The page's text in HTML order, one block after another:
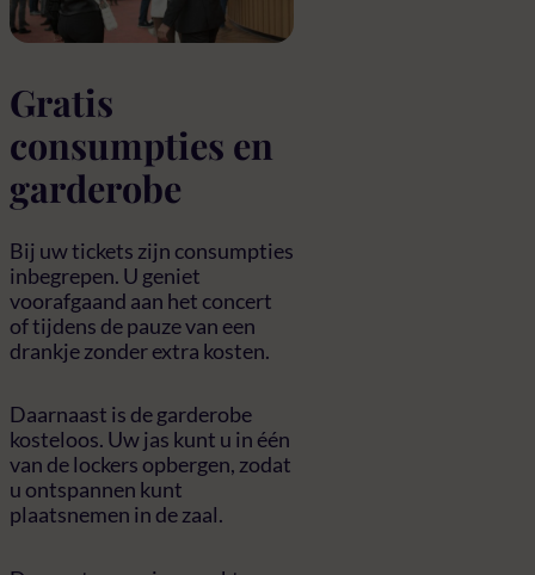
Gratis
consumpties en
garderobe
Bij uw tickets zijn consumpties
inbegrepen. U geniet
voorafgaand aan het concert
of tijdens de pauze van een
drankje zonder extra kosten.
Daarnaast is de garderobe
kosteloos. Uw jas kunt u in één
van de lockers opbergen, zodat
u ontspannen kunt
plaatsnemen in de zaal.